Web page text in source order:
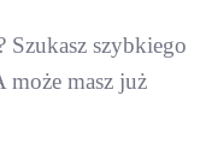
Szukasz szybkiego
może masz już